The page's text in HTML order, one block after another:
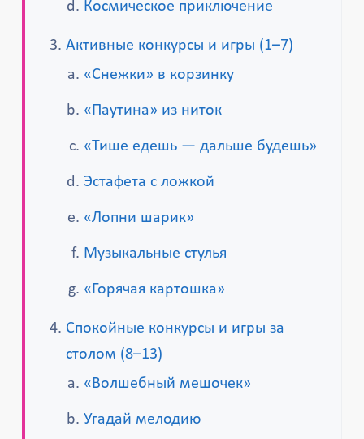
Космическое приключение
Активные конкурсы и игры (1–7)
«Снежки» в корзинку
«Паутина» из ниток
«Тише едешь — дальше будешь»
Эстафета с ложкой
«Лопни шарик»
Музыкальные стулья
«Горячая картошка»
Спокойные конкурсы и игры за
столом (8–13)
«Волшебный мешочек»
Угадай мелодию